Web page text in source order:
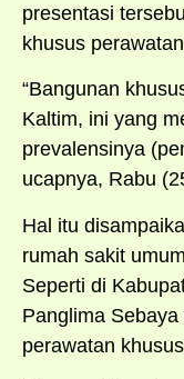
presentasi
khusus
“Bangunan
Kaltim, ini yang
prevalensinya
ucapnya, Rabu
Hal itu
rumah sakit
Seperti di
Panglima
perawatan